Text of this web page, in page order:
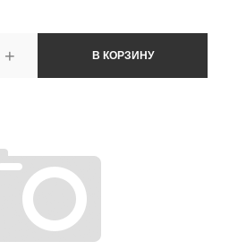
+ В КОРЗИНУ